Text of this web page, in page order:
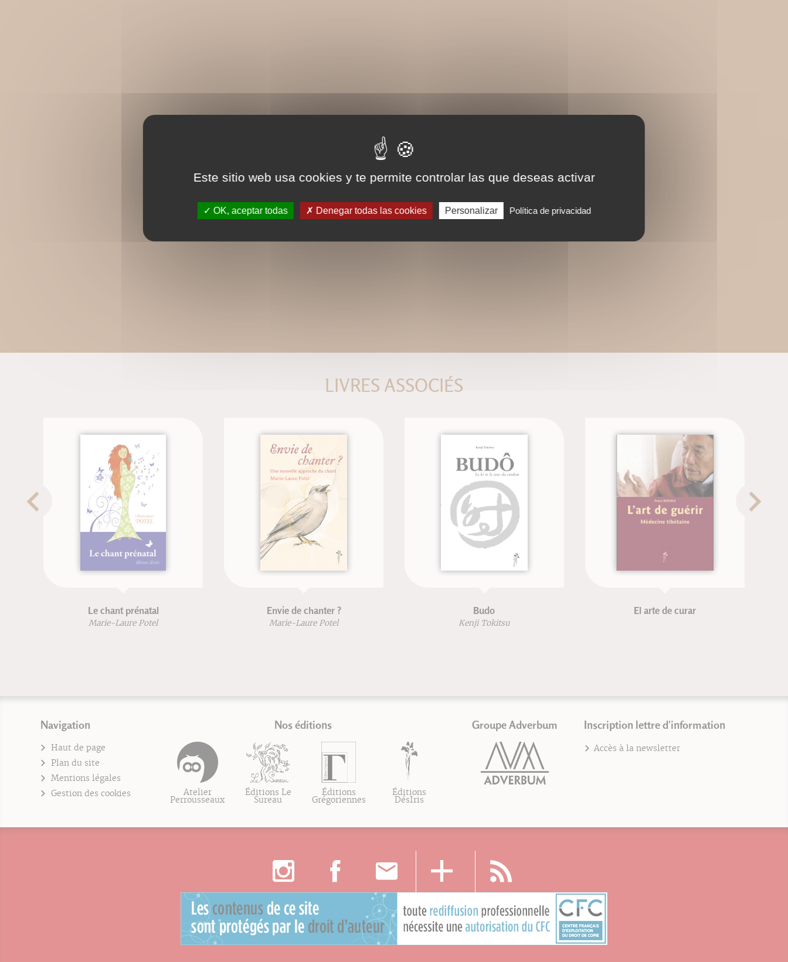
LIVRES ASSOCIÉS
Le chant prénatal
Marie-Laure Potel
Envie de chanter ?
Marie-Laure Potel Kenji Tokitsu
El arte de curar
Navigation
Haut de page
Plan du site
Mentions légales
Gestion des cookies
Nos éditions
Atelier
Perrousseaux
Éditions Le
Sureau
Éditions
Grégoriennes
Éditions
DésIris
Groupe Adverbum Inscription lettre d'information
Accès à la newsletter
Este sitio web usa cookies y te permite controlar las que deseas activar
OK, aceptar todas Denegar todas las cookies Personalizar Política de privacidad